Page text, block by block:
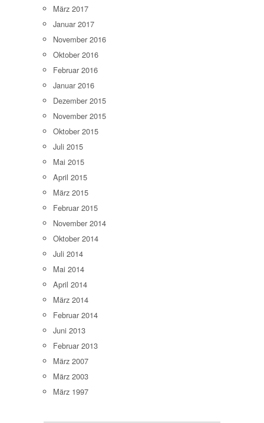
März 2017
Januar 2017
November 2016
Oktober 2016
Februar 2016
Januar 2016
Dezember 2015
November 2015
Oktober 2015
Juli 2015
Mai 2015
April 2015
März 2015
Februar 2015
November 2014
Oktober 2014
Juli 2014
Mai 2014
April 2014
März 2014
Februar 2014
Juni 2013
Februar 2013
März 2007
März 2003
März 1997